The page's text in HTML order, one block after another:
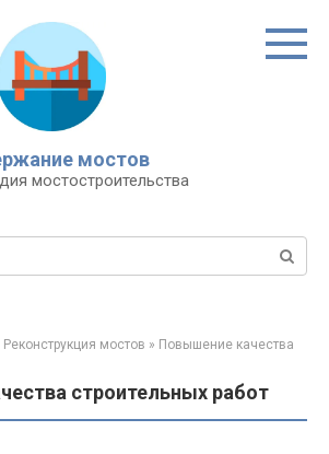
мостов
мостостроительства
Реконструкция мостов » Повышение качества
строительных работ